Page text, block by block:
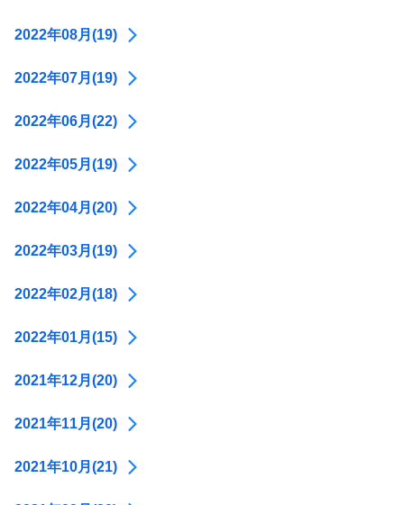
2022年08月(19)
2022年07月(19)
2022年06月(22)
2022年05月(19)
2022年04月(20)
2022年03月(19)
2022年02月(18)
2022年01月(15)
2021年12月(20)
2021年11月(20)
2021年10月(21)